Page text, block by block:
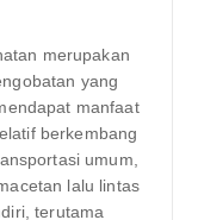
merupakan
yang
manfaat
berkembang
umum,
lalu lintas
terutama